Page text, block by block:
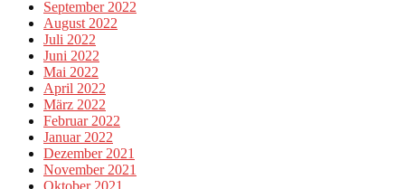
September 2022
August 2022
Juli 2022
Juni 2022
Mai 2022
April 2022
März 2022
Februar 2022
Januar 2022
Dezember 2021
November 2021
Oktober 2021